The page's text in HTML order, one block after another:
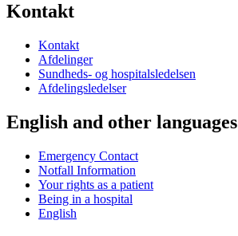
Kontakt
Kontakt
Afdelinger
Sundheds- og hospitalsledelsen
Afdelingsledelser
English and other languages
Emergency Contact
Notfall Information
Your rights as a patient
Being in a hospital
English